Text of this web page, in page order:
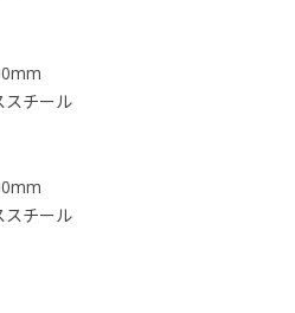
スチール
スチール